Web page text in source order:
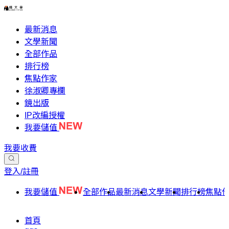
最新消息
文學新聞
全部作品
排行榜
焦點作家
徐淑卿專欄
鏡出版
IP改編授權
我要儲值
我要收費
登入/註冊
我要儲值 全部作品最新消息文學新聞排行榜焦點
首頁